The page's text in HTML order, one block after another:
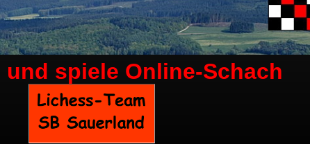
und spiele Online-Schach